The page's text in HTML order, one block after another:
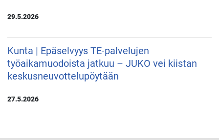
29.5.2026
Kunta | Epäselvyys TE-palvelujen
työaikamuodoista jatkuu – JUKO vei kiistan
keskusneuvottelupöytään
27.5.2026